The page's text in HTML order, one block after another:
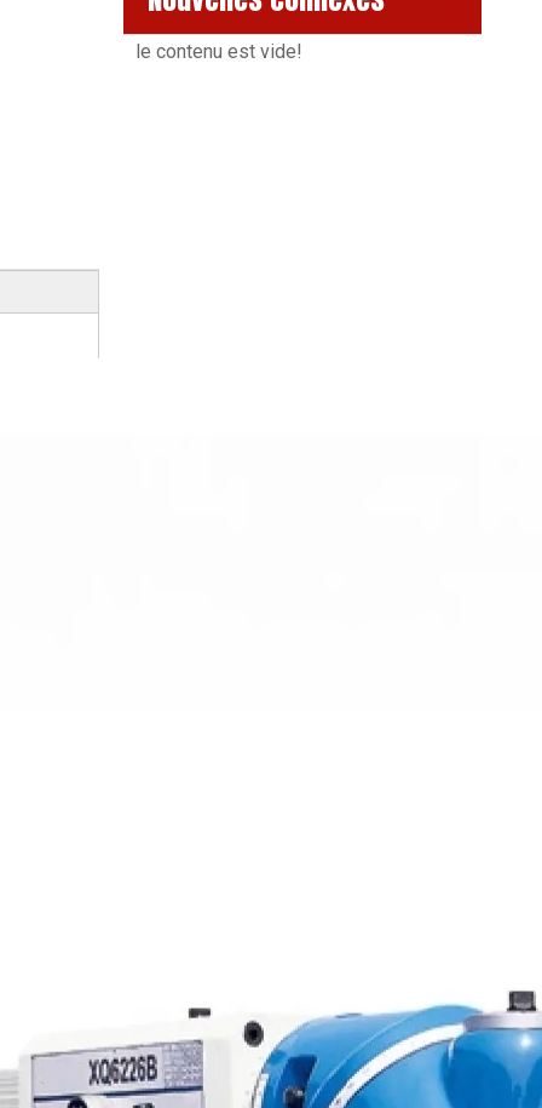
le contenu est vide!